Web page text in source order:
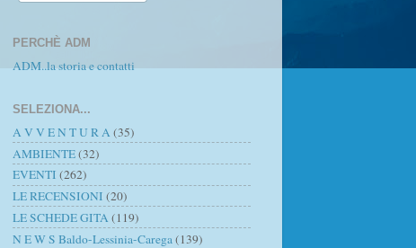
PERCHÈ ADM
ADM..la storia e contatti
SELEZIONA...
A V V E N T U R A (35)
AMBIENTE(32)
EVENTI (262)
LE RECENSIONI (20)
LE SCHEDE GITA (119)
N E W S Baldo-Lessinia-Carega (139)